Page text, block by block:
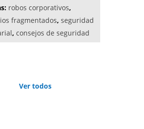
robos corporativos,
fragmentados, seguridad
, consejos de seguridad
Ver todos